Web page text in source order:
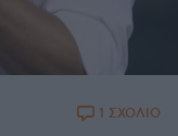
1 ΣΧΟΛΙΟ